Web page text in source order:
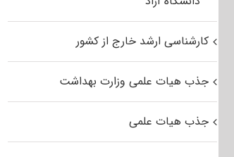
کارشناسی ارشد خارج از کشور
جذب هیات علمی وزارت بهداشت
جذب هیات علمی